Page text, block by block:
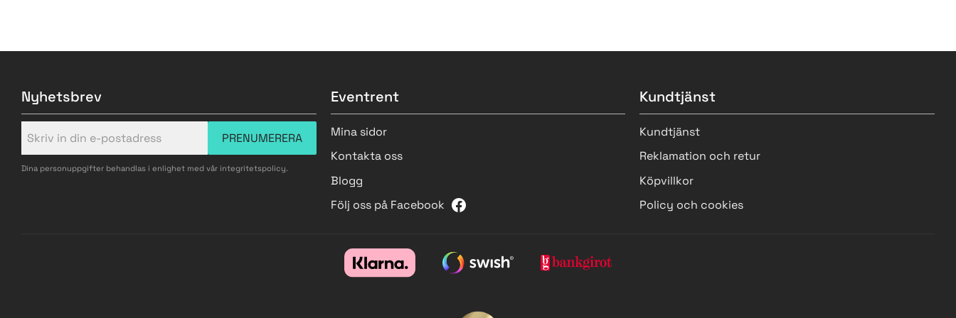
Nyhetsbrev
PRENUMERERA
Dina personuppgifter behandlas i enlighet med vår integritetspolicy.
Eventrent
Mina sidor
Kontakta oss
Blogg
Följ oss på Facebook
Kundtjänst
Kundtjänst
Reklamation och retur
Köpvillkor
Policy och cookies